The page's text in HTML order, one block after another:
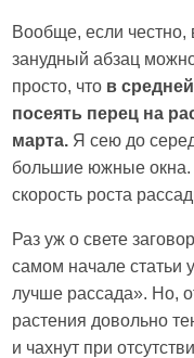
Вообще, если
занудный абзац
просто, что в
посеять перец на
марта. Я сею до
большие южные окна.
скорость роста
Раз уж о свете
самом начале статьи
лучше рассада». Но,
растения довольно
и чахнут при